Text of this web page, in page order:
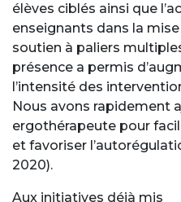
élèves ciblés ainsi que
enseignants dans la
soutien à paliers
présence a permis
l’intensité des
Nous avons rapidement
ergothérapeute pour
et favoriser
2020).
Aux initiatives déjà mis